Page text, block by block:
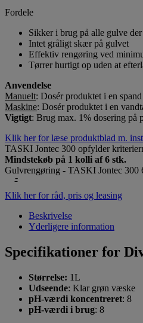
Fordele
Sikker i brug på alle gulve
Intet gråligt skær på gulvet
Effektiv rengøring ved
Tørrer hurtigt op uden at
Anvendelse
Manuelt: Dosér produktet i en
Maskine: Dosér produktet i en
Vigtigt: Brug max. 1% dosering på
Klik her for læse produktblad m.
TASKI Jontec 300 opfylder
Mindstekøb på 1 kolli af 6 stk.
-
Gulvrengøring - TASKI Jontec 300
Klik her for råd, pris og leasing
Beskrivelse
Yderligere information
Specifikationer for
Størrelse: 1L
Udseende: Klar grøn væske
pH-værdi koncentreret: 8
pH-værdi i brug: 8